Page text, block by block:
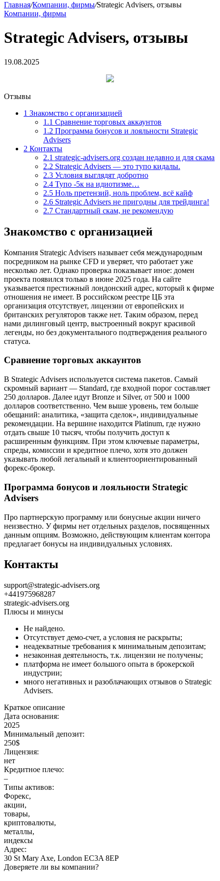
Главная/Компании, фирмы/Strategic Advisers, отзывы
Компании, фирмы
Strategic Advisers, отзывы
19.08.2025
Отзывы
1 Знакомство с организацией
1.1 Сравнение торговых аккаунтов
1.2 Программа бонусов и лояльности Strategic
Advisers
2 Контакты
2.1 strategic-advisers.org создан недавно и для скама
2.2 Strategic Advisers — это тупо кидалы.
2.3 Условия выглядят добротно
2.4 Тупо -5к на идиотизме…
2.5 Ноль претензий, ноль проблем, всё кайф
2.6 Strategic Advisers не пригодны для трейдинга!
2.7 Стандартный скам, не рекомендую
Знакомство с организацией
Компания Strategic Advisers называет себя международным
посредником на рынке CFD и уверяет, что работает уже
несколько лет. Однако проверка показывает иное: домен
проекта появился только в июне 2025 года. На сайте
указывается престижный лондонский адрес, который к фирме
отношения не имеет. В российском реестре ЦБ эта
организация отсутствует, лицензии от европейских и
британских регуляторов также нет. Таким образом, перед
нами дилинговый центр, выстроенный вокруг красивой
легенды, но без документального подтверждения реального
статуса.
Сравнение торговых аккаунтов
В Strategic Advisers используется система пакетов. Самый
скромный вариант — Standard, где входной порог составляет
250 долларов. Далее идут Bronze и Silver, от 500 и 1000
долларов соответственно. Чем выше уровень, тем больше
обещаний: аналитика, «защита сделок», индивидуальные
рекомендации. На вершине находится Platinum, где нужно
отдать свыше 10 тысяч, чтобы получить доступ к
расширенным функциям. При этом ключевые параметры,
спреды, комиссии и кредитное плечо, хотя это должен
указывать любой легальный и клиентоориентированный
форекс-брокер.
Программа бонусов и лояльности Strategic
Advisers
Про партнерскую программу или бонусные акции ничего
неизвестно. У фирмы нет отдельных разделов, посвященных
данным опциям. Возможно, действующим клиентам контора
предлагает бонусы на индивидуальных условиях.
Контакты
support@strategic-advisers.org
+441975968287
strategic-advisers.org
Плюсы и минусы
Не найдено.
Отсутствует демо-счет, а условия не раскрыты;
неадекватные требования к минимальным депозитам;
незаконная деятельность, т.к. лицензии не получены;
платформа не имеет большого опыта в брокерской
индустрии;
много негативных и разоблачающих отзывов о Strategic
Advisers.
Краткое описание
Дата основания:
2025
Минимальный депозит:
250$
Лицензия:
нет
Кредитное плечо:
–
Типы активов:
Форекс,
акции,
товары,
криптовалюты,
металлы,
индексы
Адрес:
30 St Mary Axe, London EC3A 8EP
Доверяете ли вы компании?